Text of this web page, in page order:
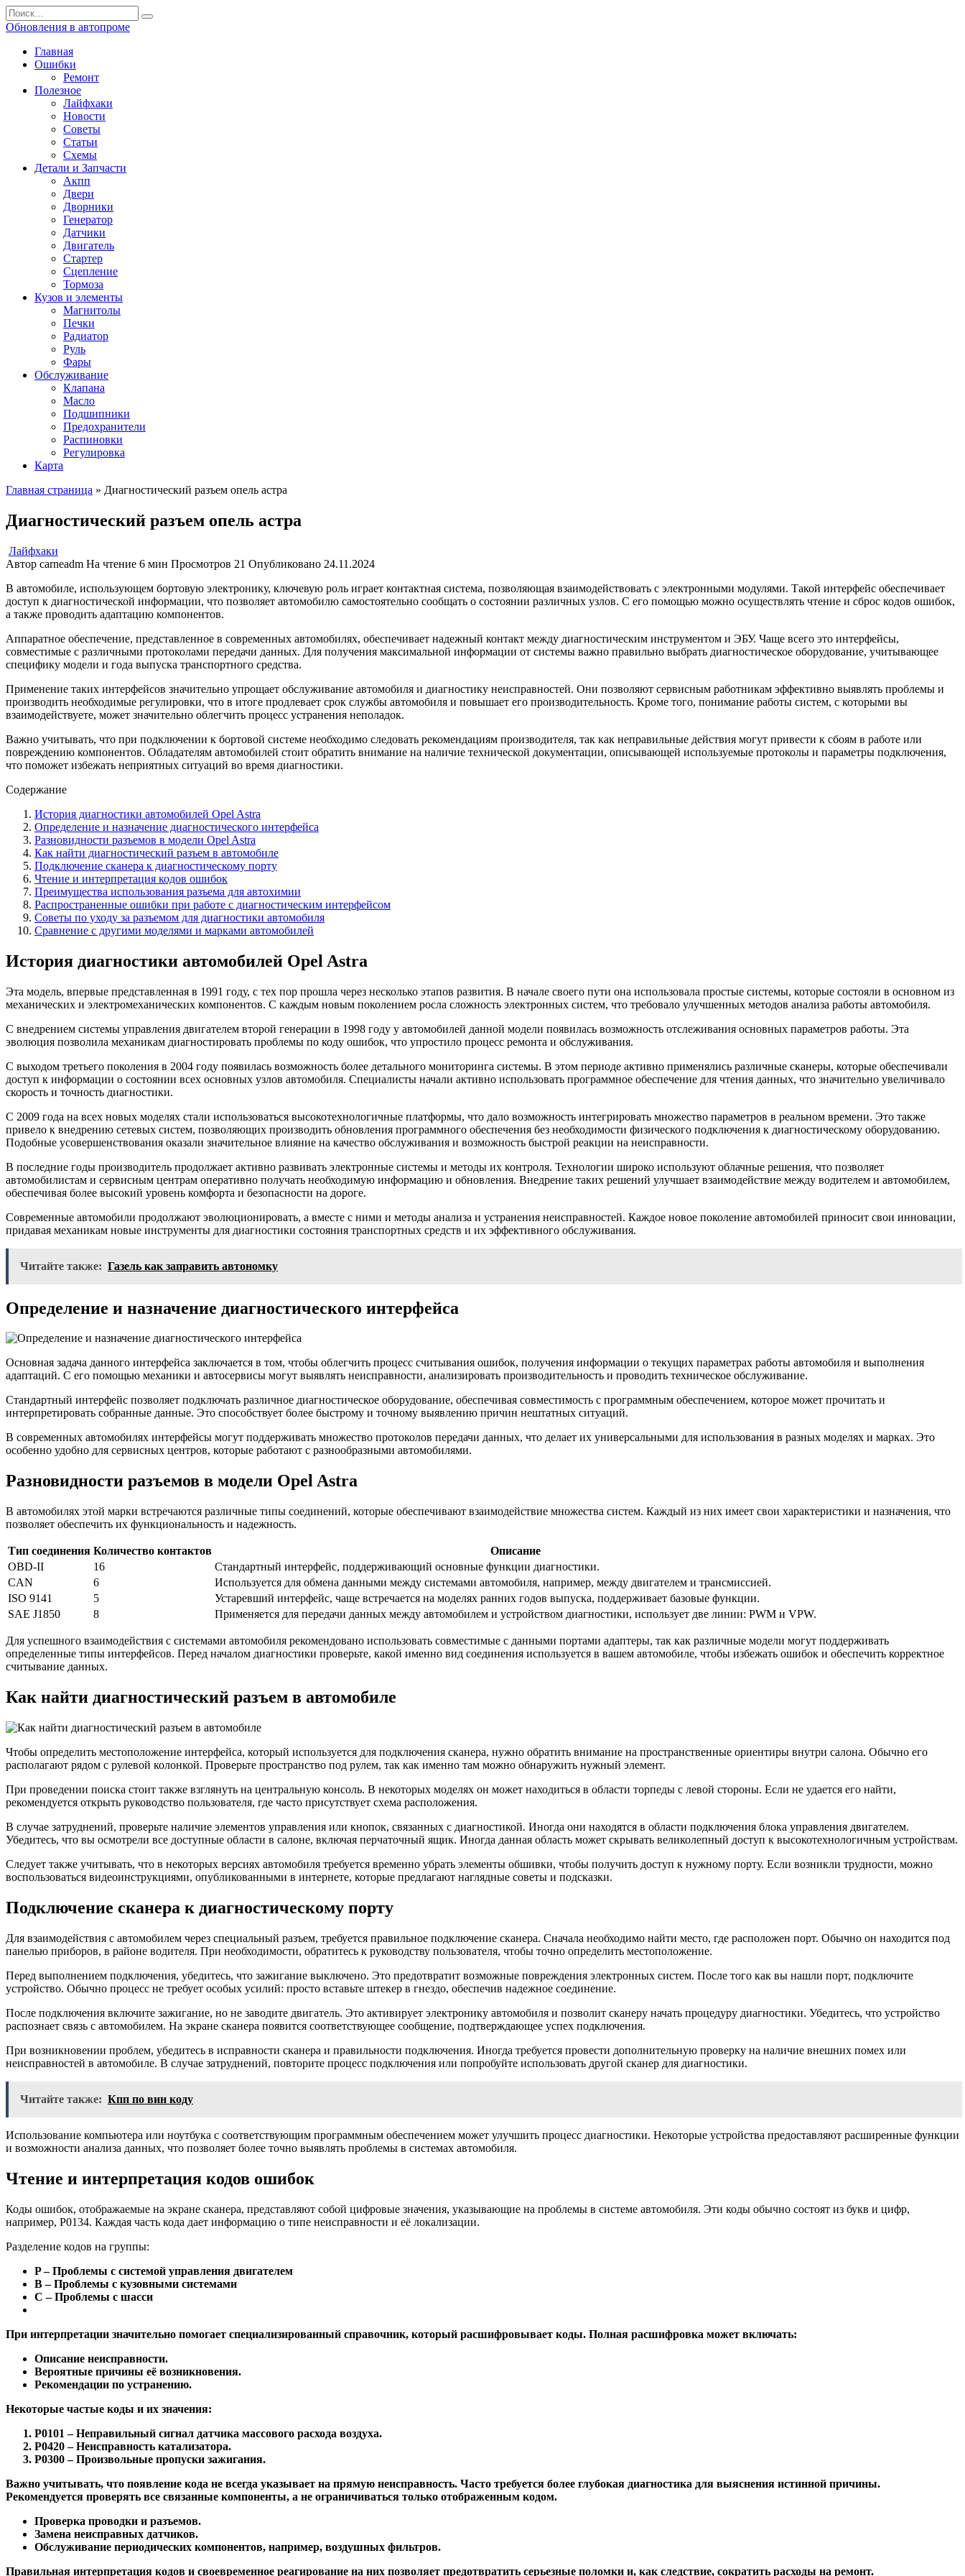
Перейти
к
Search
for:
Обновления в автопроме
Главная
Ошибки
Ремонт
Полезное
Лайфхаки
Новости
Советы
Статьи
Схемы
Детали и Запчасти
Акпп
Двери
Дворники
Генератор
Датчики
Двигатель
Стартер
Сцепление
Тормоза
Кузов и элементы
Магнитолы
Печки
Радиатор
Руль
Фары
Обслуживание
Клапана
Масло
Подшипники
Предохранители
Распиновки
Регулировка
Карта
Главная страница » Диагностический разъем опель астра
Диагностический разъем опель астра
Лайфхаки
Автор carneadm На чтение 6 мин Просмотров 21 Опубликовано 24.11.2024
В автомобиле, использующем бортовую электронику, ключевую роль играет контактная система, позволяющая взаимодействовать с электронными модулями. Такой интерфейс обеспечивает
доступ к диагностической информации, что позволяет автомобилю самостоятельно сообщать о состоянии различных узлов. С его помощью можно осуществлять чтение и сброс кодов ошибок,
а также проводить адаптацию компонентов.
Аппаратное обеспечение, представленное в современных автомобилях, обеспечивает надежный контакт между диагностическим инструментом и ЭБУ. Чаще всего это интерфейсы,
совместимые с различными протоколами передачи данных. Для получения максимальной информации от системы важно правильно выбрать диагностическое оборудование, учитывающее
специфику модели и года выпуска транспортного средства.
Применение таких интерфейсов значительно упрощает обслуживание автомобиля и диагностику неисправностей. Они позволяют сервисным работникам эффективно выявлять проблемы и
производить необходимые регулировки, что в итоге продлевает срок службы автомобиля и повышает его производительность. Кроме того, понимание работы систем, с которыми вы
взаимодействуете, может значительно облегчить процесс устранения неполадок.
Важно учитывать, что при подключении к бортовой системе необходимо следовать рекомендациям производителя, так как неправильные действия могут привести к сбоям в работе или
повреждению компонентов. Обладателям автомобилей стоит обратить внимание на наличие технической документации, описывающей используемые протоколы и параметры подключения,
что поможет избежать неприятных ситуаций во время диагностики.
Содержание
История диагностики автомобилей Opel Astra
Определение и назначение диагностического интерфейса
Разновидности разъемов в модели Opel Astra
Как найти диагностический разъем в автомобиле
Подключение сканера к диагностическому порту
Чтение и интерпретация кодов ошибок
Преимущества использования разъема для автохимии
Распространенные ошибки при работе с диагностическим интерфейсом
Советы по уходу за разъемом для диагностики автомобиля
Сравнение с другими моделями и марками автомобилей
История диагностики автомобилей Opel Astra
Эта модель, впервые представленная в 1991 году, с тех пор прошла через несколько этапов развития. В начале своего пути она использовала простые системы, которые состояли в основном из
механических и электромеханических компонентов. С каждым новым поколением росла сложность электронных систем, что требовало улучшенных методов анализа работы автомобиля.
С внедрением системы управления двигателем второй генерации в 1998 году у автомобилей данной модели появилась возможность отслеживания основных параметров работы. Эта
эволюция позволила механикам диагностировать проблемы по коду ошибок, что упростило процесс ремонта и обслуживания.
С выходом третьего поколения в 2004 году появилась возможность более детального мониторинга системы. В этом периоде активно применялись различные сканеры, которые обеспечивали
доступ к информации о состоянии всех основных узлов автомобиля. Специалисты начали активно использовать программное обеспечение для чтения данных, что значительно увеличивало
скорость и точность диагностики.
С 2009 года на всех новых моделях стали использоваться высокотехнологичные платформы, что дало возможность интегрировать множество параметров в реальном времени. Это также
привело к внедрению сетевых систем, позволяющих производить обновления программного обеспечения без необходимости физического подключения к диагностическому оборудованию.
Подобные усовершенствования оказали значительное влияние на качество обслуживания и возможность быстрой реакции на неисправности.
В последние годы производитель продолжает активно развивать электронные системы и методы их контроля. Технологии широко используют облачные решения, что позволяет
автомобилистам и сервисным центрам оперативно получать необходимую информацию и обновления. Внедрение таких решений улучшает взаимодействие между водителем и автомобилем,
обеспечивая более высокий уровень комфорта и безопасности на дороге.
Современные автомобили продолжают эволюционировать, а вместе с ними и методы анализа и устранения неисправностей. Каждое новое поколение автомобилей приносит свои инновации,
придавая механикам новые инструменты для диагностики состояния транспортных средств и их эффективного обслуживания.
Читайте также: Газель как заправить автономку
Определение и назначение диагностического интерфейса
Основная задача данного интерфейса заключается в том, чтобы облегчить процесс считывания ошибок, получения информации о текущих параметрах работы автомобиля и выполнения
адаптаций. С его помощью механики и автосервисы могут выявлять неисправности, анализировать производительность и проводить техническое обслуживание.
Стандартный интерфейс позволяет подключать различное диагностическое оборудование, обеспечивая совместимость с программным обеспечением, которое может прочитать и
интерпретировать собранные данные. Это способствует более быстрому и точному выявлению причин нештатных ситуаций.
В современных автомобилях интерфейсы могут поддерживать множество протоколов передачи данных, что делает их универсальными для использования в разных моделях и марках. Это
особенно удобно для сервисных центров, которые работают с разнообразными автомобилями.
Разновидности разъемов в модели Opel Astra
В автомобилях этой марки встречаются различные типы соединений, которые обеспечивают взаимодействие множества систем. Каждый из них имеет свои характеристики и назначения, что
позволяет обеспечить их функциональность и надежность.
Тип соединения Количество контактов
Описание
OBD-II
16
Стандартный интерфейс, поддерживающий основные функции диагностики.
CAN
6
Используется для обмена данными между системами автомобиля, например, между двигателем и трансмиссией.
ISO 9141
5
Устаревший интерфейс, чаще встречается на моделях ранних годов выпуска, поддерживает базовые функции.
SAE J1850
8 Применяется для передачи данных между автомобилем и устройством диагностики, использует две линии: PWM и VPW.
Для успешного взаимодействия с системами автомобиля рекомендовано использовать совместимые с данными портами адаптеры, так как различные модели могут поддерживать
определенные типы интерфейсов. Перед началом диагностики проверьте, какой именно вид соединения используется в вашем автомобиле, чтобы избежать ошибок и обеспечить корректное
считывание данных.
Как найти диагностический разъем в автомобиле
Чтобы определить местоположение интерфейса, который используется для подключения сканера, нужно обратить внимание на пространственные ориентиры внутри салона. Обычно его
располагают рядом с рулевой колонкой. Проверьте пространство под рулем, так как именно там можно обнаружить нужный элемент.
При проведении поиска стоит также взглянуть на центральную консоль. В некоторых моделях он может находиться в области торпеды с левой стороны. Если не удается его найти,
рекомендуется открыть руководство пользователя, где часто присутствует схема расположения.
В случае затруднений, проверьте наличие элементов управления или кнопок, связанных с диагностикой. Иногда они находятся в области подключения блока управления двигателем.
Убедитесь, что вы осмотрели все доступные области в салоне, включая перчаточный ящик. Иногда данная область может скрывать великолепный доступ к высокотехнологичным устройствам.
Следует также учитывать, что в некоторых версиях автомобиля требуется временно убрать элементы обшивки, чтобы получить доступ к нужному порту. Если возникли трудности, можно
воспользоваться видеоинструкциями, опубликованными в интернете, которые предлагают наглядные советы и подсказки.
Подключение сканера к диагностическому порту
Для взаимодействия с автомобилем через специальный разъем, требуется правильное подключение сканера. Сначала необходимо найти место, где расположен порт. Обычно он находится под
панелью приборов, в районе водителя. При необходимости, обратитесь к руководству пользователя, чтобы точно определить местоположение.
Перед выполнением подключения, убедитесь, что зажигание выключено. Это предотвратит возможные повреждения электронных систем. После того как вы нашли порт, подключите
устройство. Обычно процесс не требует особых усилий: просто вставьте штекер в гнездо, обеспечив надежное соединение.
После подключения включите зажигание, но не заводите двигатель. Это активирует электронику автомобиля и позволит сканеру начать процедуру диагностики. Убедитесь, что устройство
распознает связь с автомобилем. На экране сканера появится соответствующее сообщение, подтверждающее успех подключения.
При возникновении проблем, убедитесь в исправности сканера и правильности подключения. Иногда требуется провести дополнительную проверку на наличие внешних помех или
неисправностей в автомобиле. В случае затруднений, повторите процесс подключения или попробуйте использовать другой сканер для диагностики.
Читайте также: Кпп по вин коду
Использование компьютера или ноутбука с соответствующим программным обеспечением может улучшить процесс диагностики. Некоторые устройства предоставляют расширенные функции
и возможности анализа данных, что позволяет более точно выявлять проблемы в системах автомобиля.
Чтение и интерпретация кодов ошибок
Коды ошибок, отображаемые на экране сканера, представляют собой цифровые значения, указывающие на проблемы в системе автомобиля. Эти коды обычно состоят из букв и цифр,
например, P0134. Каждая часть кода дает информацию о типе неисправности и её локализации.
Разделение кодов на группы:
P – Проблемы с системой управления двигателем
B – Проблемы с кузовными системами
C – Проблемы с шасси
При интерпретации значительно помогает специализированный справочник, который расшифровывает коды. Полная расшифровка может включать:
Описание неисправности.
Вероятные причины её возникновения.
Рекомендации по устранению.
Некоторые частые коды и их значения:
P0101 – Неправильный сигнал датчика массового расхода воздуха.
P0420 – Неисправность катализатора.
P0300 – Произвольные пропуски зажигания.
Важно учитывать, что появление кода не всегда указывает на прямую неисправность. Часто требуется более глубокая диагностика для выяснения истинной причины.
Рекомендуется проверять все связанные компоненты, а не ограничиваться только отображенным кодом.
Проверка проводки и разъемов.
Замена неисправных датчиков.
Обслуживание периодических компонентов, например, воздушных фильтров.
Правильная интерпретация кодов и своевременное реагирование на них позволяет предотвратить серьезные поломки и, как следствие, сократить расходы на ремонт.